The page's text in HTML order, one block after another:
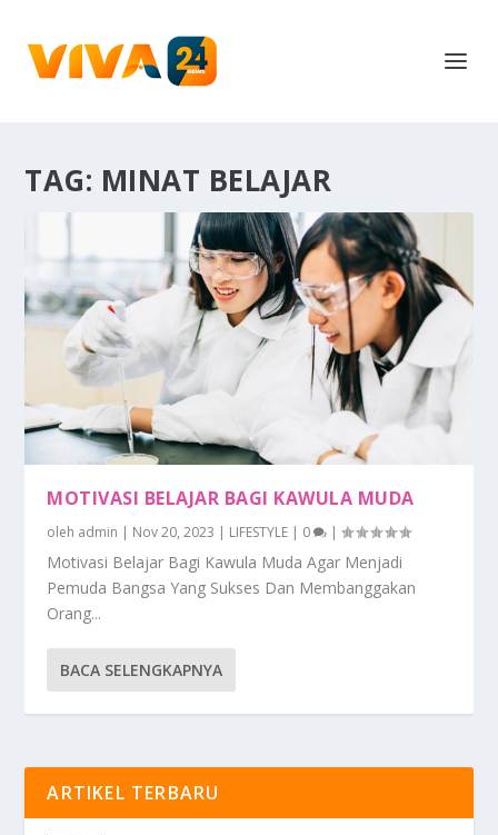
TAG: MINAT BELAJAR
MOTIVASI BELAJAR BAGI KAWULA MUDA
oleh admin | Nov 20, 2023 | LIFESTYLE | 0 |
Motivasi Belajar Bagi Kawula Muda Agar Menjadi
Pemuda Bangsa Yang Sukses Dan Membanggakan
Orang...
BACA SELENGKAPNYA
ARTIKEL TERBARU